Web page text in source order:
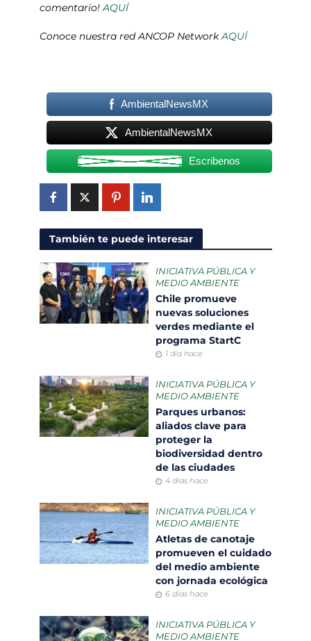
comentario!AQUÍ
Conoce nuestra red ANCOP NetworkAQUÍ
AmbientalNewsMX
AmbientalNewsMX
Escribenos
También te puede interesar
INICIATIVA PÚBLICA Y
MEDIO AMBIENTE
Chile promueve
nuevas soluciones
verdes mediante el
programa StartC
1 día hace
INICIATIVA PÚBLICA Y
MEDIO AMBIENTE
Parques urbanos:
aliados clave para
proteger la
biodiversidad dentro
de las ciudades
4 días hace
INICIATIVA PÚBLICA Y
MEDIO AMBIENTE
Atletas de canotaje
promueven el cuidado
del medio ambiente
con jornada ecológica
6 días hace
INICIATIVA PÚBLICA Y
MEDIO AMBIENTE